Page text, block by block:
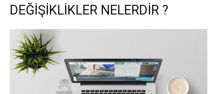
DEĞİŞİKLİKLER NELERDİR ?